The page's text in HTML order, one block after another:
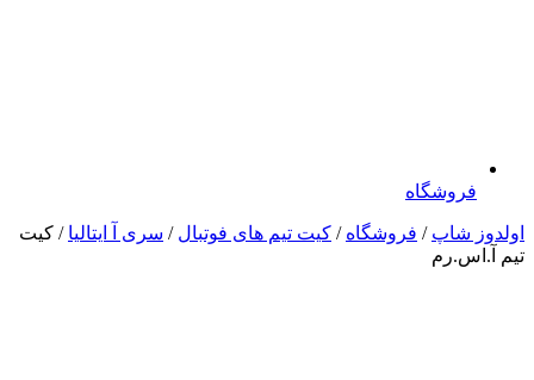
فروشگاه
اولدوز شاپ / فروشگاه / کیت تیم های فوتبال / سری آ ایتالیا / کیت
تیم آ.اس.رم